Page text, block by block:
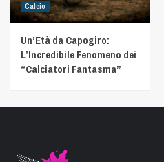
Calcio
Un’Età da Capogiro:
L’Incredibile Fenomeno dei
“Calciatori Fantasma”